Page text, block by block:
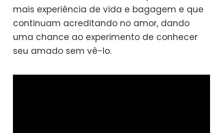
mais experiência de vida e bagagem e que
continuam acreditando no amor, dando
uma chance ao experimento de conhecer
seu amado sem vê-lo.